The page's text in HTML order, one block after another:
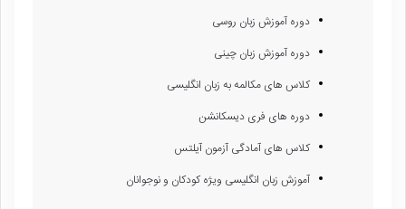
دوره آموزش زبان روسی
دوره آموزش زبان چینی
کلاس های مکالمه به زبان انگلیسی
دوره های فری دیسکانشن
کلاس های آمادگی آزمون آیلتس
آموزش زبان انگلیسی ویژه کودکان و نوجوانان